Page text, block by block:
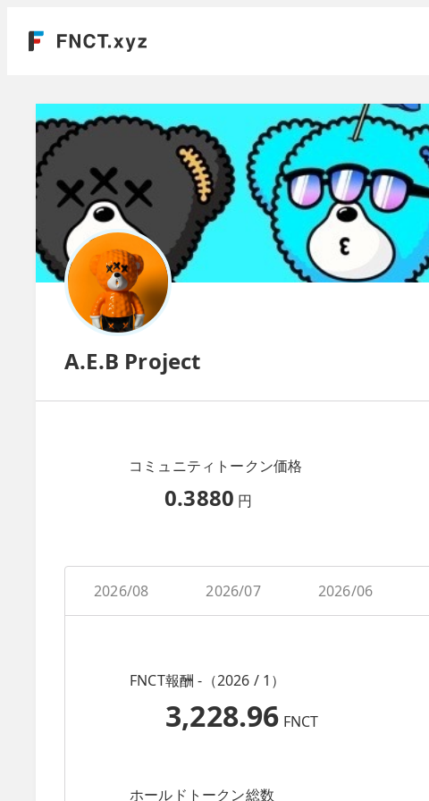
A.E.B Project
コミュニティトークン価格
0.3880 円
2026/08 2026/07 2026/06
FNCT報酬 -（2026 / 1）
3,228.96 FNCT
ホールドトークン総数